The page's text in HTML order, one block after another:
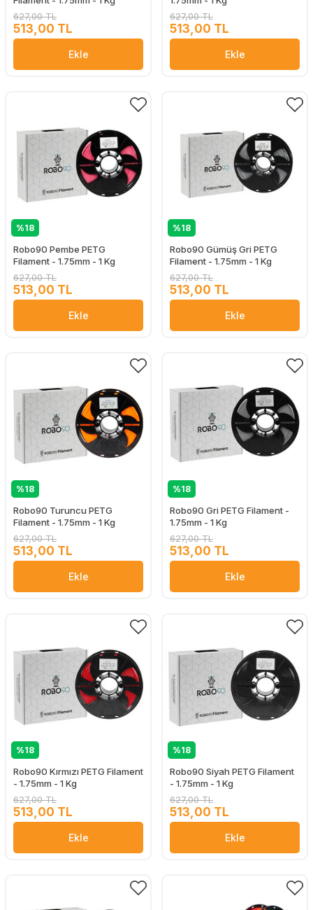
627,00 TL
513,00 TL
Ekle
627,00 TL
513,00 TL
Ekle
%18
Robo90 Pembe PETG
Filament - 1.75mm - 1 Kg
627,00 TL
513,00 TL
Ekle
%18
Robo90 Gümüş Gri PETG
Filament - 1.75mm - 1 Kg
627,00 TL
513,00 TL
Ekle
%18
Robo90 Turuncu PETG
Filament - 1.75mm - 1 Kg
627,00 TL
513,00 TL
Ekle
%18
Robo90 Gri PETG Filament -
1.75mm - 1 Kg
627,00 TL
513,00 TL
Ekle
%18
Robo90 Kırmızı PETG Filament
- 1.75mm - 1 Kg
627,00 TL
513,00 TL
Ekle
%18
Robo90 Siyah PETG Filament
- 1.75mm - 1 Kg
627,00 TL
513,00 TL
Ekle